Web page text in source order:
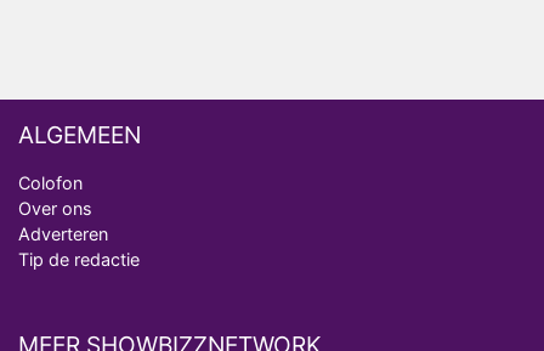
ALGEMEEN
Colofon
Over ons
Adverteren
Tip de redactie